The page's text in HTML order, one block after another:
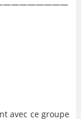
avec ce groupe